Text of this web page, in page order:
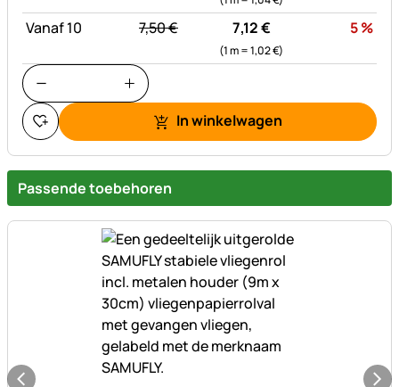
Vanaf 10 statt:
7,50€ 7,12€
(1 m =1,02€)
5%
In winkelwagen
Passende toebehoren